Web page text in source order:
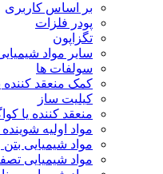
بر اساس کاربری
پودر فلزات
تگزاپون
سایر مواد
سولفات ها
کمک منعقد کننده
کیلیت ساز
منعقد کننده یا
مواد اولیه
مواد شیمیایی
مواد شیمیایی